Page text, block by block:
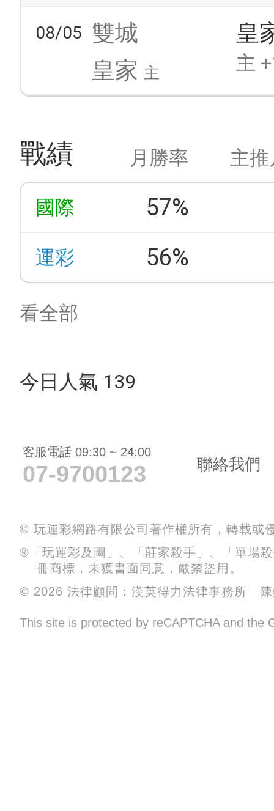
08/05 雙城
皇家 主
皇
主
戰績 月勝率 主
國際 57%
運彩 56%
看全部
今日人氣 139
客服電話 09:30 ~ 24:00
07-9700123 聯絡我們
© 玩運彩網路有限公司著作權所有，轉載或
®「玩運彩及圖」、「莊家殺手」、「單場
冊商標，未獲書面同意，嚴禁盜用。
© 2026 法律顧問：漢英得力法律事務所 陳
This site is protected by reCAPTCHA and the